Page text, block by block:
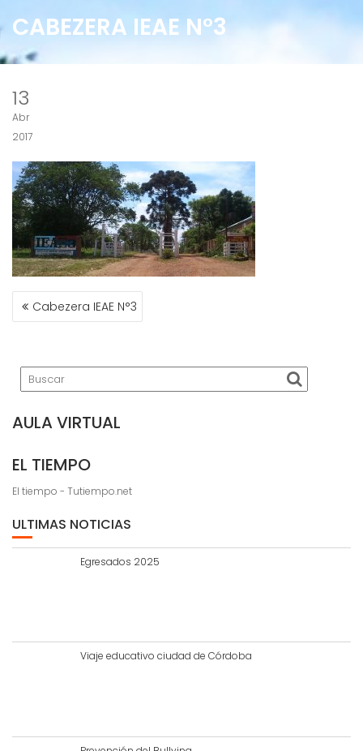
CABEZERA IEAE N°3
13
Abr
2017
NAVEGACIÓN
DECabezera IEAE N°3
AULA VIRTUAL
EL TIEMPO
El tiempo - Tutiempo.net
ULTIMAS NOTICIAS
Egresados 2025
Viaje educativo ciudad de Córdoba